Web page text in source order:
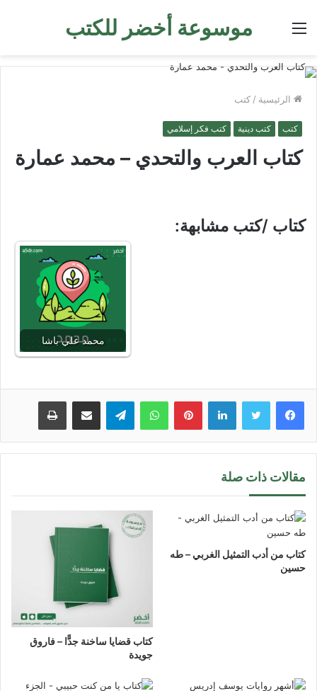
موسوعة أخضر للكتب القائمة
الرئيسية / كتب
كتب كتب دينية كتب فكر إسلامي
كتاب العرب والتحدي – محمد عمارة
كتاب /كتب مشابهة:
محمد علي باشا
لينكدإن بينتيريستواتساب تيلقرام مشاركة عبر البريد طباعة
مقالات ذات صلة
كتاب من أدب التمثيل الغربي – طه
حسين
كتاب قضايا ساخنة جدًّا – فاروق
جويدة